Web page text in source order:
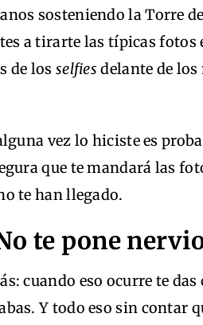
sosteniendo la Torre
a tirarte las típicas fotos
de los selfies delante de
vez lo hiciste es
que te mandará las
te han llegado.
te pone
cuando eso ocurre te
Y todo eso sin contar